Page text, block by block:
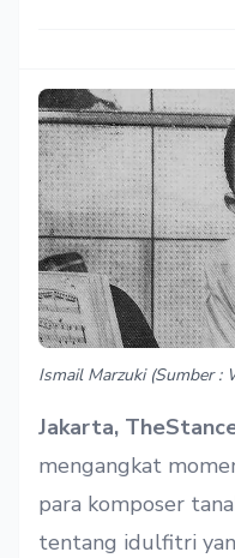
Ismail Marzuki (Sumber :
Jakarta,
mengangkat
para komposer
tentang idulfitri